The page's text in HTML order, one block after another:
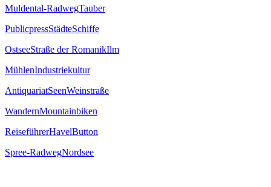
Muldental-RadwegTauber
PublicpressStädteSchiffe
OstseeStraße der RomanikIlm
MühlenIndustriekultur
AntiquariatSeenWeinstraße
WandernMountainbiken
ReiseführerHavelButton
Spree-RadwegNordsee